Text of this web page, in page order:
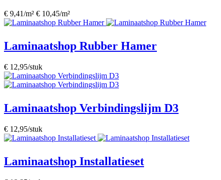
€ 9,41/m² € 10,45/m²
Laminaatshop Rubber Hamer
€ 12,95/stuk
Laminaatshop Verbindingslijm D3
€ 12,95/stuk
Laminaatshop Installatieset